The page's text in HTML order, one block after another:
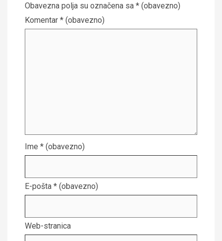
Obavezna polja su označena sa * (obavezno)
Komentar * (obavezno)
Ime * (obavezno)
E-pošta * (obavezno)
Web-stranica